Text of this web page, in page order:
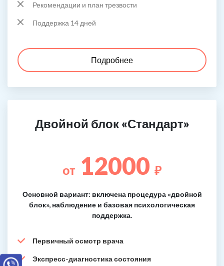
Рекомендации и план трезвости
Поддержка 14 дней
Подробнее
Двойной блок «Стандарт»
от 12000 ₽
Основной вариант: включена процедура «двойной
блок», наблюдение и базовая психологическая
поддержка.
Первичный осмотр врача
Экспресс-диагностика состояния